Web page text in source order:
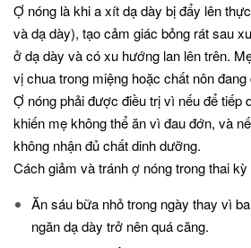
Ợ nóng là khi a xít dạ dày bị đẩy lên
và dạ dày), tạo cảm giác bỏng rát sau
ở dạ dày và có xu hướng lan lên trên.
vị chua trong miệng hoặc chất nôn
Ợ nóng phải được điều trị vì nếu để tiếp
khiến mẹ không thể ăn vì đau đớn, và
không nhận đủ chất dinh dưỡng.
Cách giảm và tránh ợ nóng trong thai kỳ
Ăn sáu bữa nhỏ trong ngày thay vì
ngăn dạ dày trở nên quá căng.